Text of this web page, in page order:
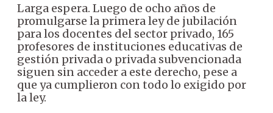
Larga espera. Luego de ocho años de
promulgarse la primera ley de jubilación
para los docentes del sector privado, 165
profesores de instituciones educativas de
gestión privada o privada subvencionada
siguen sin acceder a este derecho, pese a
que ya cumplieron con todo lo exigido por
la ley.